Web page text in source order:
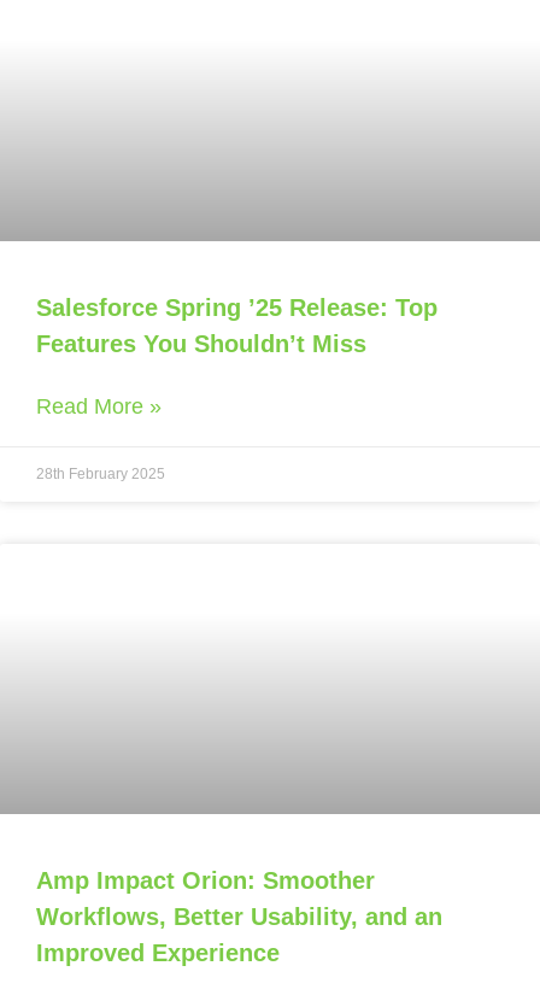
Salesforce Spring ’25 Release: Top
Features You Shouldn’t Miss
Read More »
28th February 2025
Amp Impact Orion: Smoother
Workflows, Better Usability, and an
Improved Experience